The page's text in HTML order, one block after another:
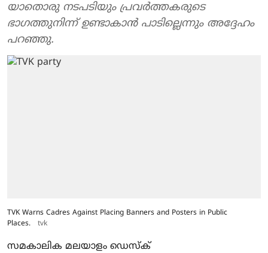
യാതൊരു നടപടിയും പ്രവർത്തകരുടെ
ഭാഗത്തുനിന്ന് ഉണ്ടാകാൻ പാടില്ലെന്നും അദ്ദേഹം
പറഞ്ഞു.
TVK Warns Cadres Against Placing Banners and Posters in Public
Places.
tvk
സമകാലിക മലയാളം ഡെസ്ക്